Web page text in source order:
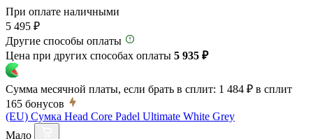
При оплате наличными
5 495 ₽
Другие способы оплаты
Цена при других способах оплаты 5 935 ₽
Сумма месячной платы, если брать в сплит: 1 484 ₽ в сплит
165 бонусов
(EU) Сумка Head Core Padel Ultimate White Grey
Мало